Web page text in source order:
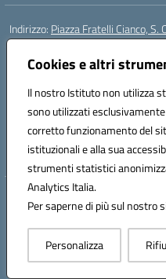
Cookies e altri
Il nostro Istituto non utilizza
sono utilizzati
corretto funzionamento del
istituzionali e alla sua
strumenti statistici
Analytics Italia.
Per saperne di più sul nostro
Personalizza
Indirizzo: Piazza Fratelli Cianco,
Centralino:
Posta elettronica certificata
Codice fiscale: 91028680659
Codice meccanografico:
Codice Indice delle Pubbliche
Codice unico di fatturazione (CUF):
Hosting &
Concept &